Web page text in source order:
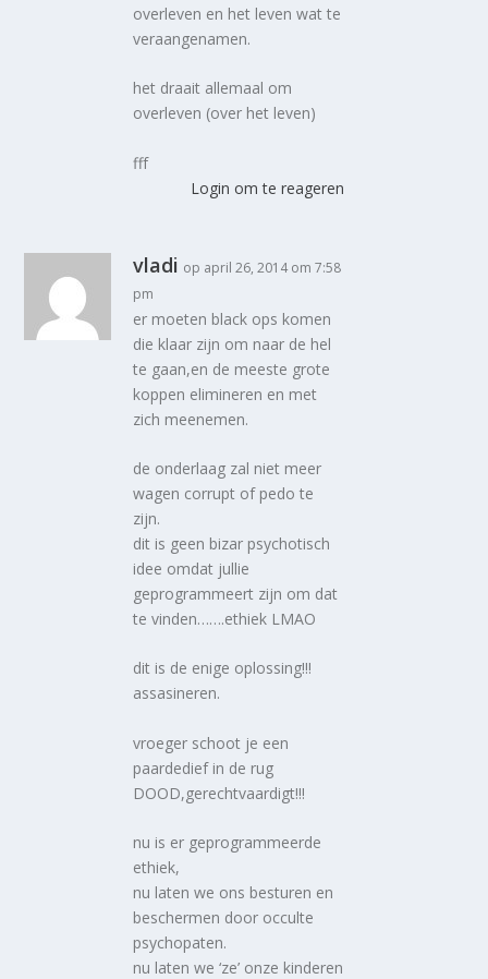
overleven en het leven wat te
veraangenamen.
het draait allemaal om
overleven (over het leven)
fff
Login om te reageren
vladi op april 26, 2014 om 7:58
pm
er moeten black ops komen
die klaar zijn om naar de hel
te gaan,en de meeste grote
koppen elimineren en met
zich meenemen.
de onderlaag zal niet meer
wagen corrupt of pedo te
zijn.
dit is geen bizar psychotisch
idee omdat jullie
geprogrammeert zijn om dat
te vinden…….ethiek LMAO
dit is de enige oplossing!!!
assasineren.
vroeger schoot je een
paardedief in de rug
DOOD,gerechtvaardigt!!!
nu is er geprogrammeerde
ethiek,
nu laten we ons besturen en
beschermen door occulte
psychopaten.
nu laten we ‘ze’ onze kinderen